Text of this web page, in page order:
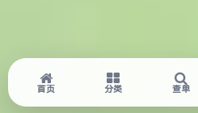
首页 分类 查单